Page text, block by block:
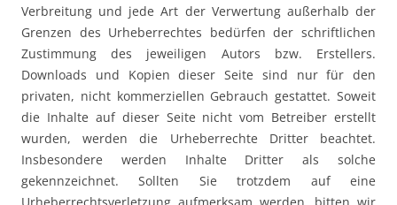
Verbreitung und jede Art der Verwertung außerhalb der
Grenzen des Urheberrechtes bedürfen der schriftlichen
Zustimmung des jeweiligen Autors bzw. Erstellers.
Downloads und Kopien dieser Seite sind nur für den
privaten, nicht kommerziellen Gebrauch gestattet. Soweit
die Inhalte auf dieser Seite nicht vom Betreiber erstellt
wurden, werden die Urheberrechte Dritter beachtet.
Insbesondere werden Inhalte Dritter als solche
gekennzeichnet. Sollten Sie trotzdem auf eine